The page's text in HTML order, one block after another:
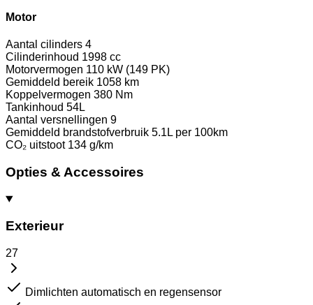
Motor
Aantal cilinders 4
Cilinderinhoud 1998 cc
Motorvermogen 110 kW (149 PK)
Gemiddeld bereik 1058 km
Koppelvermogen 380 Nm
Tankinhoud 54L
Aantal versnellingen 9
Gemiddeld brandstofverbruik 5.1L per 100km
CO₂ uitstoot 134 g/km
Opties & Accessoires
Exterieur
27
Dimlichten automatisch en regensensor